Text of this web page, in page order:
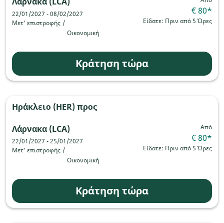
22/01/2027 - 08/02/2027
Μετ' επιστροφής /
Οικονομική
€ 80*
Είδατε: Πριν από 5 Ώρες
Κράτηση τώρα
Ηράκλειο (HER)προς
Λάρνακα (LCA)
22/01/2027 - 25/01/2027
Μετ' επιστροφής /
Οικονομική
Από
€ 80*
Είδατε: Πριν από 5 Ώρες
Κράτηση τώρα